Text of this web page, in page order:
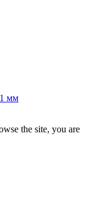
мм
the site, you are